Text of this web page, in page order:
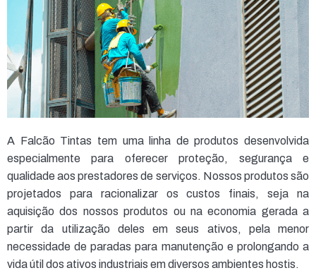
A Falcão Tintas tem uma linha de produtos desenvolvida
especialmente para oferecer proteção, segurança e
qualidade aos prestadores de serviços. Nossos produtos são
projetados para racionalizar os custos finais, seja na
aquisição dos nossos produtos ou na economia gerada a
partir da utilização deles em seus ativos, pela menor
necessidade de paradas para manutenção e prolongando a
vida útil dos ativos industriais em diversos ambientes hostis.